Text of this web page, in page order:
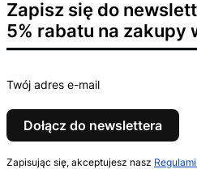
Zapisz się do
5% rabatu na zakupy
Twój adres e-mail
Dołącz do newslettera
Zapisując się, akceptujesz nasz